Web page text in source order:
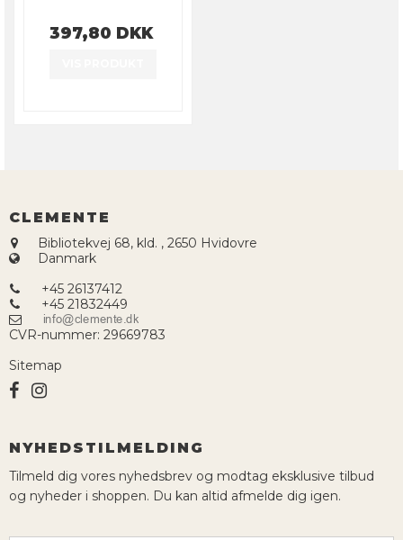
397,80 DKK
CLEMENTE
Bibliotekvej 68, kld. , 2650 Hvidovre
Danmark
+45 26137412
+45 21832449
CVR-nummer: 29669783
Sitemap
NYHEDSTILMELDING
Tilmeld dig vores nyhedsbrev og modtag eksklusive tilbud
og nyheder i shoppen. Du kan altid afmelde dig igen.